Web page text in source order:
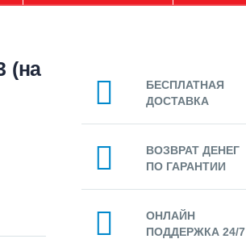
(на
БЕСПЛАТНАЯ
ДОСТАВКА
ВОЗВРАТ ДЕНЕГ
ПО ГАРАНТИИ
ОНЛАЙН
ПОДДЕРЖКА 24/7